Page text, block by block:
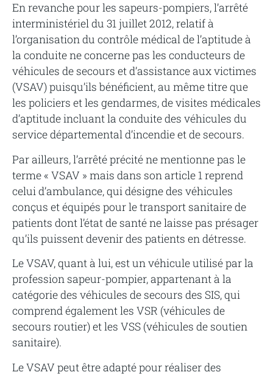
En revanche pour les sapeurs-pompiers, l’arrêté
interministériel du 31 juillet 2012, relatif à
l’organisation du contrôle médical de l’aptitude à
la conduite ne concerne pas les conducteurs de
véhicules de secours et d’assistance aux victimes
(VSAV) puisqu’ils bénéficient, au même titre que
les policiers et les gendarmes, de visites médicales
d’aptitude incluant la conduite des véhicules du
service départemental d’incendie et de secours.
Par ailleurs, l’arrêté précité ne mentionne pas le
terme « VSAV » mais dans son article 1 reprend
celui d’ambulance, qui désigne des véhicules
conçus et équipés pour le transport sanitaire de
patients dont l’état de santé ne laisse pas présager
qu’ils puissent devenir des patients en détresse.
Le VSAV, quant à lui, est un véhicule utilisé par la
profession sapeur-pompier, appartenant à la
catégorie des véhicules de secours des SIS, qui
comprend également les VSR (véhicules de
secours routier) et les VSS (véhicules de soutien
sanitaire).
Le VSAV peut être adapté pour réaliser des